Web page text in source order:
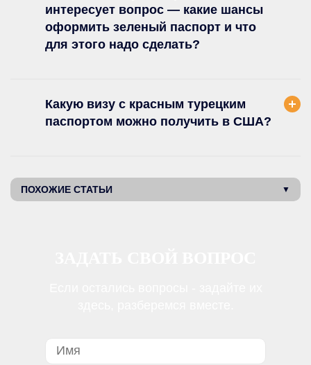
интересует вопрос — какие шансы
оформить зеленый паспорт и что
для этого надо сделать?
Какую визу с красным турецким
паспортом можно получить в США?
ПОХОЖИЕ СТАТЬИ